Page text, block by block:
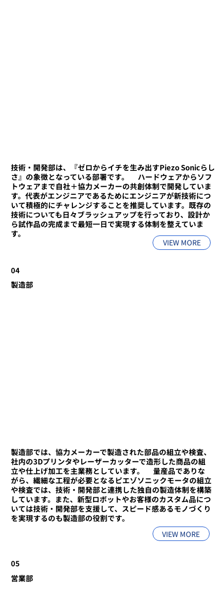
技術・開発部は、『ゼロからイチを生み出すPiezo Sonicらし
さ』の象徴となっている部署です。 ​ ハードウェアからソフ
トウェアまで自社＋協力メーカーの共創体制で開発していま
す。代表がエンジニアであるためにエンジニアが新技術につ
いて積極的にチャレンジすることを推奨しています。既存の
技術についても日々ブラッシュアップを行っており、設計か
ら試作品の完成まで最短一日で実現する体制を整えていま
す。
VIEW MORE
04
製造部
製造部では、協力メーカーで製造された部品の組立や検査、
社内の3Dプリンタやレーザーカッターで造形した商品の組
立や仕上げ加工を主業務としています。 ​ ​量産品でありな
がら、繊細な工程が必要となるピエゾソニックモータの組立
や検査では、技術・開発部と連携した独自の製造体制を構築
しています。また、新型ロボットやお客様のカスタム品につ
いては技術・開発部を支援して、スピード感あるモノづくり
を実現するのも製造部の役割です。
VIEW MORE
05
営業部